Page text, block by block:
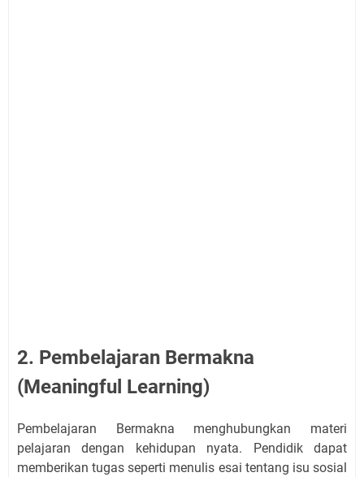
2. Pembelajaran Bermakna
(Meaningful Learning)
Pembelajaran Bermakna menghubungkan materi
pelajaran dengan kehidupan nyata. Pendidik dapat
memberikan tugas seperti menulis esai tentang isu sosial